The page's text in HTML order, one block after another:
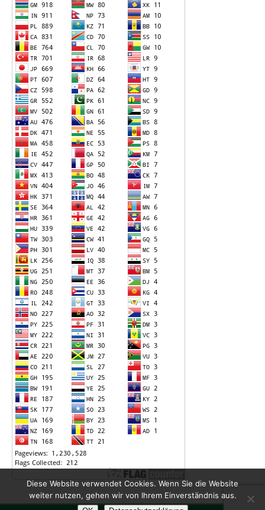
Diese Website verwendet Cookies. Wenn Sie die Website
weiter nutzen, gehen wir von Ihrem Einverständnis aus.